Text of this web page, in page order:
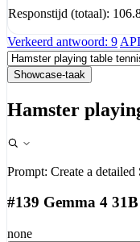
Responstijd (totaal):
Verkeerd antwoord: 9
Showcase-taak
Hamster
Prompt: Create a
#139 Gemma 4 31B
none